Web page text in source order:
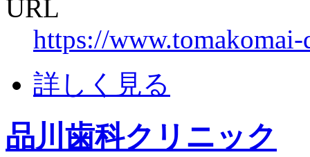
URL
https://
詳しく見る
品川歯科クリニック